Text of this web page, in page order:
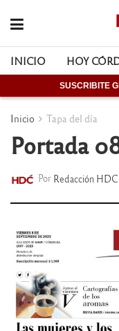
INICIO HOY
SUSCRIBITE
Inicio Tapa del día
Portada
Por Redacción HDC